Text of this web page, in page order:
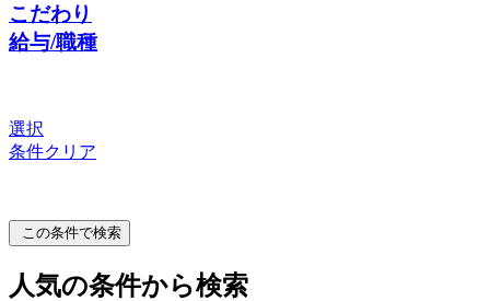
こだわり
給与/職種
選択
条件クリア
この条件で検索
人気の条件から検索